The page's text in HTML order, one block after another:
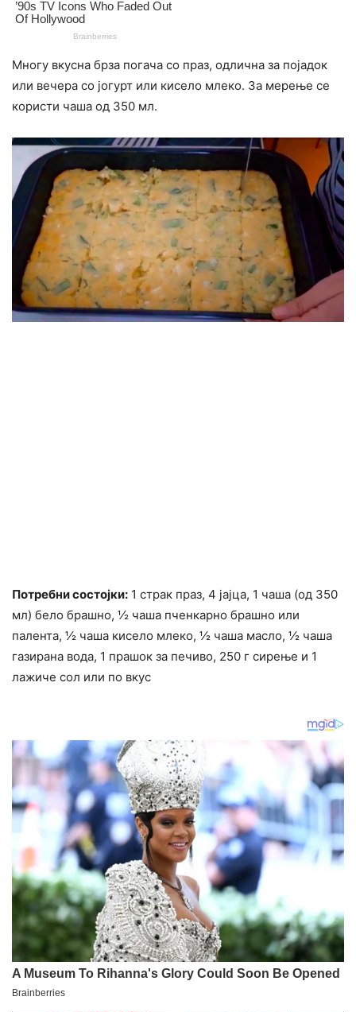
Многу вкусна брза погача со праз, одлична за појадок
или вечера со јогурт или кисело млеко. За мерење се
користи чаша од 350 мл.
Потребни состојки: 1 страк праз, 4 јајца, 1 чаша (од 350
мл) бело брашно, ½ чаша пченкарно брашно или
палента, ½ чаша кисело млеко, ½ чаша масло, ½ чаша
газирана вода, 1 прашок за печиво, 250 г сирење и 1
лажиче сол или по вкус